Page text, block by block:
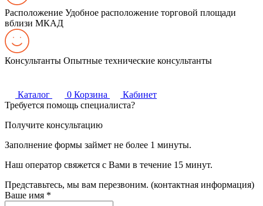
Расположение Удобное расположение торговой площади
вблизи МКАД
Консультанты Опытные технические консультанты
Каталог 0 Корзина
Кабинет
Требуется помощь специалиста?
Получите консультацию
Заполнение формы займет не более 1 минуты.
Наш оператор свяжется с Вами в течение 15 минут.
Представьтесь, мы вам перезвоним. (контактная информация)
Ваше имя *